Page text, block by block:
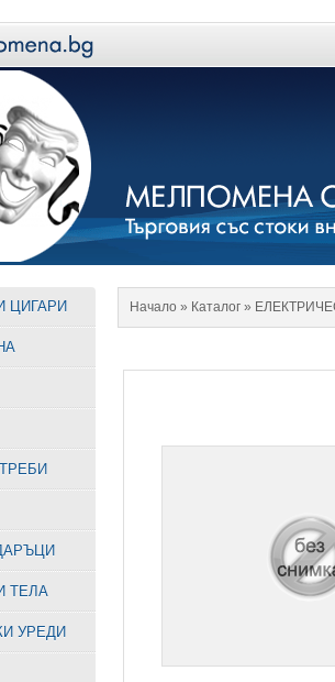
ЦИГАРИ
ТЕЛА
УРЕДИ
Начало » Каталог »